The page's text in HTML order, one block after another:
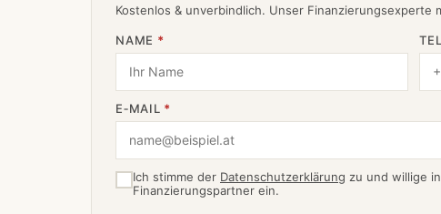
Kostenlos & unverbindlich. Unser Finanzierungsexperte
NAME *
E‑MAIL *
Ich stimme der Datenschutzerklärung zu und willige
Finanzierungspartner ein.